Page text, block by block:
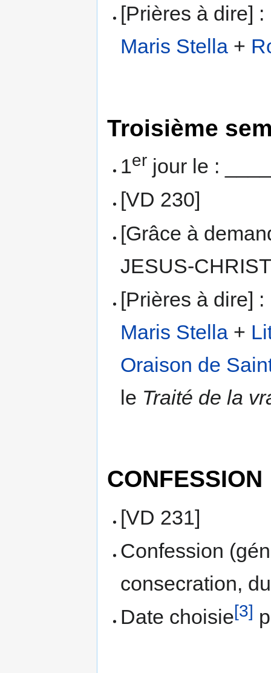
[Prières à dire] :
Maris Stella +
Troisième
1er jour le :
[VD 230]
[Grâce à
JESUS-
[Prières à dire] :
Maris Stella +
Oraison de
le Traité de la
CONFESSION
[VD 231]
Confession
consecration,
Date choisie[3]